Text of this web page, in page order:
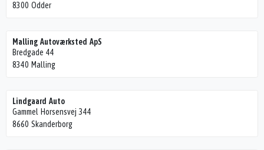
8300 Odder
Malling Autoværksted ApS
Bredgade 44
8340 Malling
Lindgaard Auto
Gammel Horsensvej 344
8660 Skanderborg